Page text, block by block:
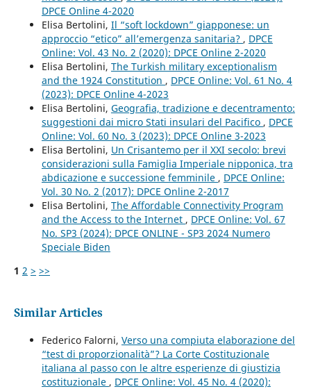
DPCE Online 4-2020
Elisa Bertolini, Il “soft lockdown” giapponese: un
approccio “etico” all’emergenza sanitaria? , DPCE
Online: Vol. 43 No. 2 (2020): DPCE Online 2-2020
Elisa Bertolini, The Turkish military exceptionalism
and the 1924 Constitution , DPCE Online: Vol. 61 No. 4
(2023): DPCE Online 4-2023
Elisa Bertolini, Geografia, tradizione e decentramento:
suggestioni dai micro Stati insulari del Pacifico , DPCE
Online: Vol. 60 No. 3 (2023): DPCE Online 3-2023
Elisa Bertolini, Un Crisantemo per il XXI secolo: brevi
considerazioni sulla Famiglia Imperiale nipponica, tra
abdicazione e successione femminile , DPCE Online:
Vol. 30 No. 2 (2017): DPCE Online 2-2017
Elisa Bertolini, The Affordable Connectivity Program
and the Access to the Internet , DPCE Online: Vol. 67
No. SP3 (2024): DPCE ONLINE - SP3 2024 Numero
Speciale Biden
1 2 > >>
Similar Articles
Federico Falorni, Verso una compiuta elaborazione del
“test di proporzionalità”? La Corte Costituzionale
italiana al passo con le altre esperienze di giustizia
costituzionale , DPCE Online: Vol. 45 No. 4 (2020):